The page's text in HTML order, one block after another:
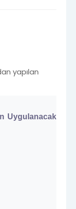
yapılan
Uygulanacak